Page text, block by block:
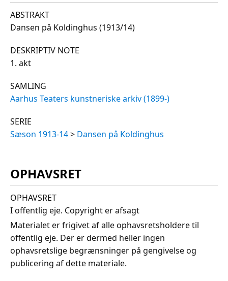
ABSTRAKT
Dansen på Koldinghus (1913/14)
DESKRIPTIV NOTE
1. akt
SAMLING
Aarhus Teaters kunstneriske arkiv (1899-)
SERIE
Sæson 1913-14> Dansen på Koldinghus
OPHAVSRET
OPHAVSRET
I offentlig eje. Copyright er afsagt
Materialet er frigivet af alle ophavsretsholdere til
offentlig eje. Der er dermed heller ingen
ophavsretslige begrænsninger på gengivelse og
publicering af dette materiale.